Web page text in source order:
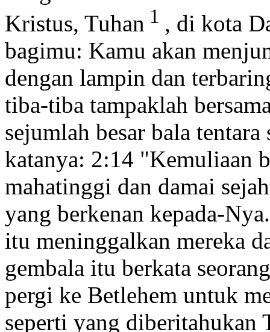
Kristus, Tuhan 1 , di kota
bagimu: Kamu akan
dengan lampin dan
tiba-tiba tampaklah
sejumlah besar bala
katanya: 2:14 "Kemuliaan
mahatinggi dan damai
yang berkenan kepada-
itu meninggalkan mereka
gembala itu berkata
pergi ke Betlehem untuk
seperti yang diberitahukan